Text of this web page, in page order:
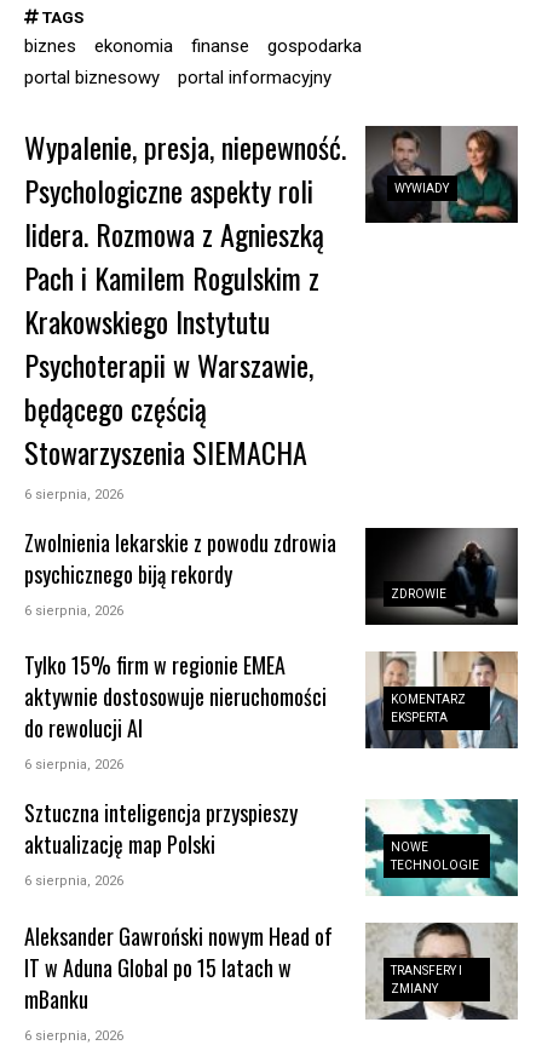
TAGS
biznes ekonomia finanse
gospodarka
portal biznesowy
portal informacyjny
WYWIADY
Wypalenie, presja, niepewność.
Psychologiczne aspekty roli
lidera. Rozmowa z Agnieszką
Pach i Kamilem Rogulskim z
Krakowskiego Instytutu
Psychoterapii w Warszawie,
będącego częścią
Stowarzyszenia SIEMACHA
6 sierpnia, 2026
ZDROWIE
Zwolnienia lekarskie z powodu zdrowia
psychicznego biją rekordy
6 sierpnia, 2026
KOMENTARZ
EKSPERTA
Tylko 15% firm w regionie EMEA
aktywnie dostosowuje nieruchomości
do rewolucji AI
6 sierpnia, 2026
NOWE
TECHNOLOGIE
Sztuczna inteligencja przyspieszy
aktualizację map Polski
6 sierpnia, 2026
TRANSFERY I
ZMIANY
Aleksander Gawroński nowym Head of
IT w Aduna Global po 15 latach w
mBanku
6 sierpnia, 2026